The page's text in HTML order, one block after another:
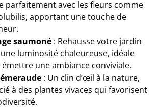
parfaitement avec les fleurs comme
apportant une touche de
saumoné : Rehausse votre jardin
luminosité chaleureuse, idéale
une ambiance conviviale.
: Un clin d’œil à la nature,
à des plantes vivaces qui favorisent